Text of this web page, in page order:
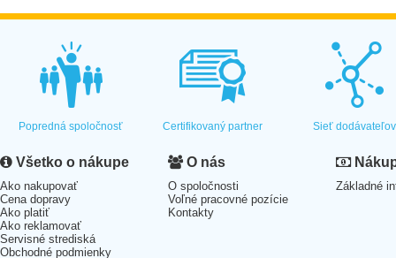
Popredná spoločnosť Certifikovaný partner Sieť dodávateľov
Všetko o nákupe
Ako nakupovať
Cena dopravy
Ako platiť
Ako reklamovať
Servisné strediská
Obchodné podmienky
O nás
O spoločnosti
Voľné pracovné pozície
Kontakty
Základné